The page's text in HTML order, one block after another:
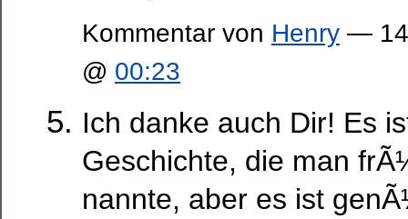
Kommentar von Henry —
@ 00:23
Ich danke auch Dir! Es
Geschichte, die man
nannte, aber es ist